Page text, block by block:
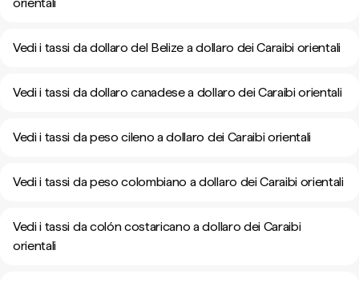
Vedi i tassi da dollaro del Belize a dollaro dei Caraibi orientali
Vedi i tassi da dollaro canadese a dollaro dei Caraibi orientali
Vedi i tassi da peso cileno a dollaro dei Caraibi orientali
Vedi i tassi da peso colombiano a dollaro dei Caraibi orientali
Vedi i tassi da colón costaricano a dollaro dei Caraibi
orientali